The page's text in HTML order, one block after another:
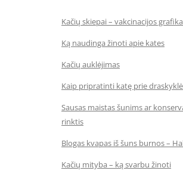
Kačių skiepai – vakcinacijos
Ką naudinga žinoti apie kates
Kačių auklėjimas
Kaip pripratinti katę prie
Sausas maistas šunims ar
rinktis
Blogas kvapas iš šuns burnos –
Kačių mityba – ką svarbu žinoti